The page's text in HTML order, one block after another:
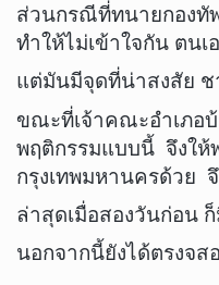
ส่วนกรณีที่ทนายกองทั
ทำให้ไม่เข้าใจกัน ตน
แต่มันมีจุดที่น่าสงสัย ช
ขณะที่เจ้าคณะอำเภอบ้
พฤติกรรมแบบนี้ จึงให้
กรุงเทพมหานครด้วย
ล่าสุดเมื่อสองวันก่อน
นอกจากนี้ยังได้ตรงจ